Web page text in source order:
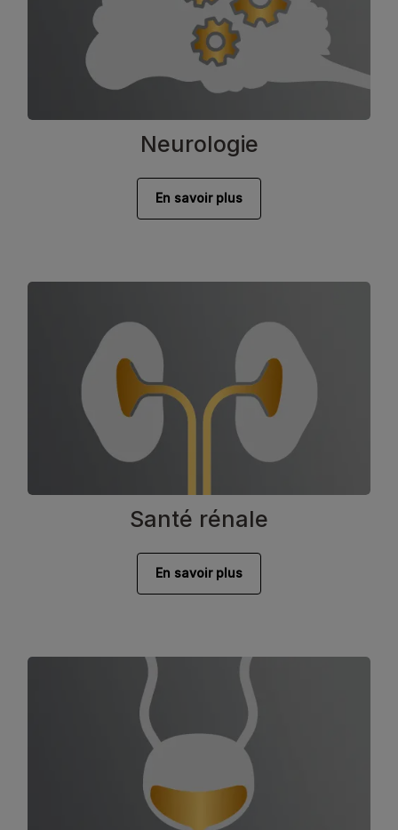
Neurologie
En savoir plus
Santé rénale
En savoir plus